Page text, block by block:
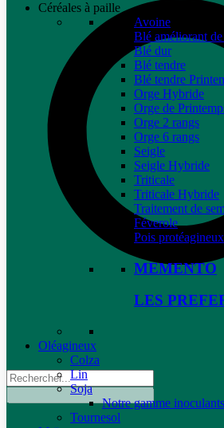
Céréales à paille
Avoine
Blé améliorant
Blé dur
Blé tendre
Blé tendre
Orge Hybride
Orge de
Orge 2 rangs
Orge 6 rangs
Seigle
Seigle Hybride
Triticale
Triticale Hybride
Traitement de
Féverole
Pois protéagineux
MEMENTO
LES
Oléagineux
Colza
Lin
Soja
Notre gamme
Tournesol